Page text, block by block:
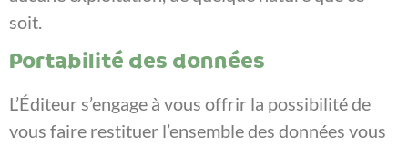
soit.
Portabilité des données
L’Éditeur s’engage à vous offrir la possibilité de
vous faire restituer l’ensemble des données vous